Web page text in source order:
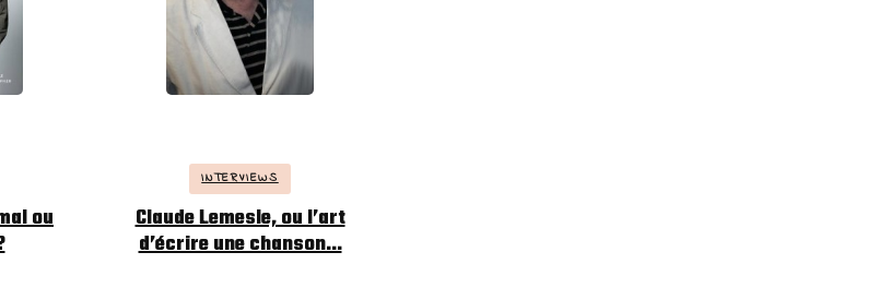
ou
INTERVIEWS
Claude Lemesle, ou l’art
d’écrire une chanson…